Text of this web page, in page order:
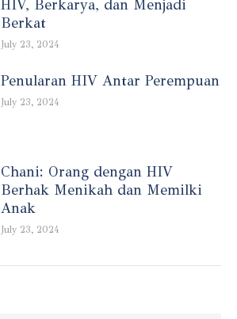
HIV, Berkarya, dan Menjadi
Berkat
July 23, 2024
Penularan HIV Antar Perempuan
July 23, 2024
Chani: Orang dengan HIV
Berhak Menikah dan Memilki
Anak
July 23, 2024